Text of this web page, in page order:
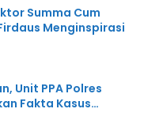
Summa Cum
Menginspirasi
Unit PPA Polres
Fakta Kasus